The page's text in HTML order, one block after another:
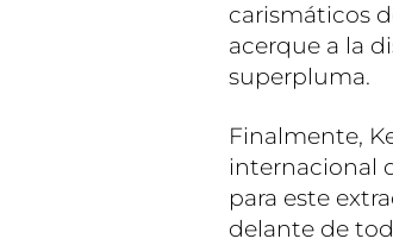
carismáticos
acerque a la
superpluma.
Finalmente,
internacional
para este
delante de